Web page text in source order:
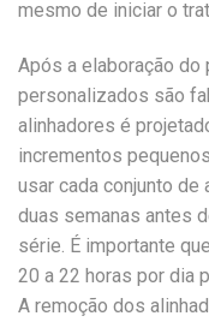
mesmo de iniciar o
Após a elaboração do
personalizados são
alinhadores é
incrementos
usar cada conjunto de
duas semanas antes
série. É importante
20 a 22 horas por dia
A remoção dos